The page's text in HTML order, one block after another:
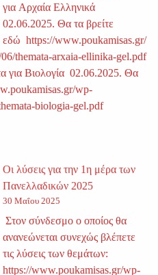
για Αρχαία Ελληνικά
02.06.2025. Θα τα βρείτε
εδώ https://www.poukamisas.gr/
themata-arxaia-ellinika-gel.pdf
για Βιολογία 02.06.2025. Θα
wp-
biologia-gel.pdf
Οι λύσεις για την 1η μέρα των
Πανελλαδικών 2025
30 Μαΐου 2025
Στον σύνδεσμο ο οποίος θα
ανανεώνεται συνεχώς βλέπετε
τις λύσεις των θεμάτων:
https://www.poukamisas.gr/wp-